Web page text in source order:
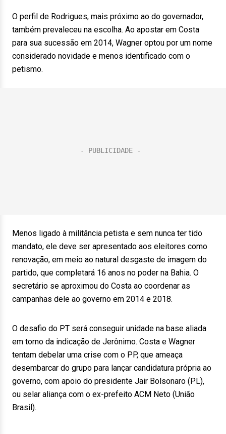
O perfil de Rodrigues, mais próximo ao do governador,
também prevaleceu na escolha. Ao apostar em Costa
para sua sucessão em 2014, Wagner optou por um nome
considerado novidade e menos identificado com o
petismo.
Menos ligado à militância petista e sem nunca ter tido
mandato, ele deve ser apresentado aos eleitores como
renovação, em meio ao natural desgaste de imagem do
partido, que completará 16 anos no poder na Bahia. O
secretário se aproximou do Costa ao coordenar as
campanhas dele ao governo em 2014 e 2018.
O desafio do PT será conseguir unidade na base aliada
em torno da indicação de Jerônimo. Costa e Wagner
tentam debelar uma crise com o PP, que ameaça
desembarcar do grupo para lançar candidatura própria ao
governo, com apoio do presidente Jair Bolsonaro (PL),
ou selar aliança com o ex-prefeito ACM Neto (União
Brasil).